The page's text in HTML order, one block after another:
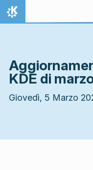
Passa al contenuto
Pagina iniziale
KDE di
Giovedì, 5 Marzo